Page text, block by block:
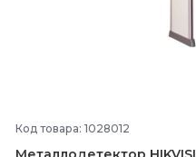
Код товара: 1028012